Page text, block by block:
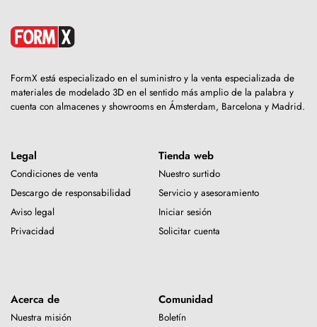
FormX está especializado en el suministro y la venta especializada de
materiales de modelado 3D en el sentido más amplio de la palabra y
cuenta con almacenes y showrooms en Ámsterdam, Barcelona y Madrid.
Legal
Condiciones de venta
Descargo de responsabilidad
Aviso legal
Privacidad
Tienda web
Nuestro surtido
Servicio y asesoramiento
Iniciar sesión
Solicitar cuenta
Acerca de
Nuestra misión
Comunidad
Boletín